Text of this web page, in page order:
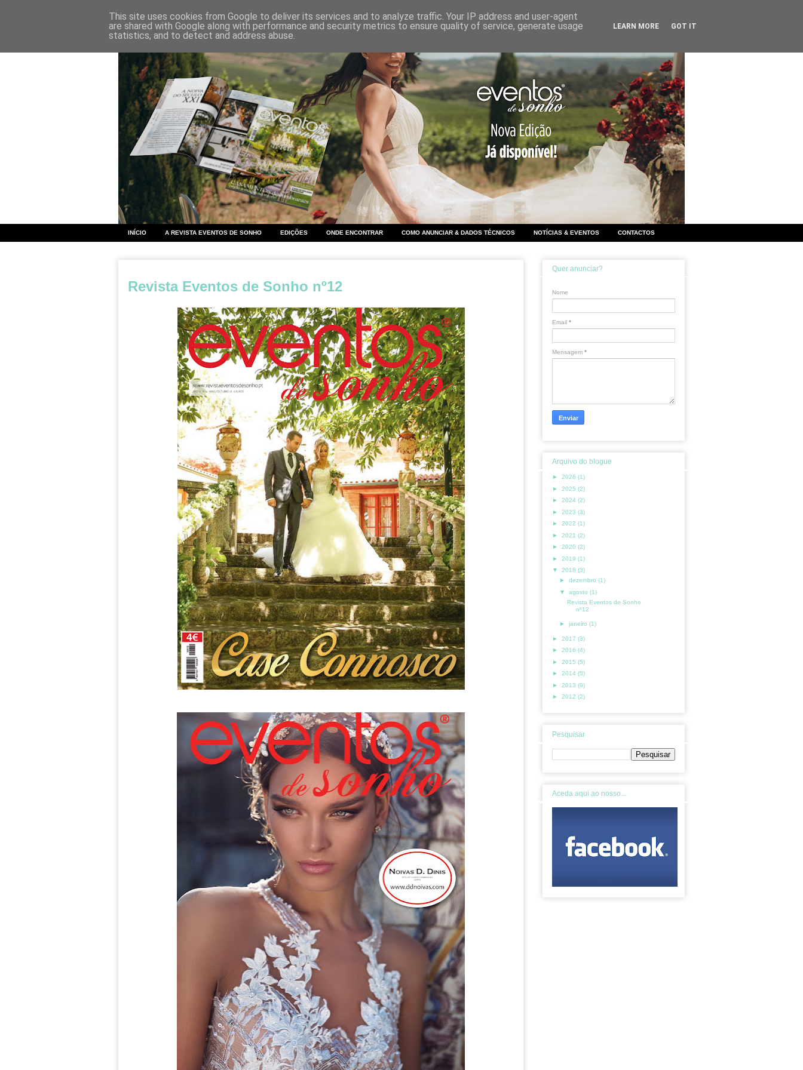
INÍCIO A REVISTA EVENTOS DE SONHO EDIÇÕES ONDE ENCONTRAR COMO ANUNCIAR & DADOS TÉCNICOS NOTÍCIAS & EVENTOS CONTACTOS
Revista Eventos de Sonho nº12
Quer anunciar?
Nome
Email *
Mensagem *
Arquivo do blogue
► 2026 (1)
► 2025 (2)
► 2024 (2)
► 2023 (3)
► 2022 (1)
► 2021 (2)
► 2020 (2)
► 2019 (1)
▼ 2018 (3)
► dezembro (1)
▼ agosto (1)
Revista Eventos de Sonho
nº12
► janeiro (1)
► 2017 (3)
► 2016 (4)
► 2015 (5)
► 2014 (5)
► 2013 (9)
► 2012 (2)
Pesquisar
Aceda aqui ao nosso...
This site uses cookies from Google to deliver its services and to analyze traffic. Your IP address and user-agent
are shared with Google along with performance and security metrics to ensure quality of service, generate usage
statistics, and to detect and address abuse.
LEARN MORE GOT IT